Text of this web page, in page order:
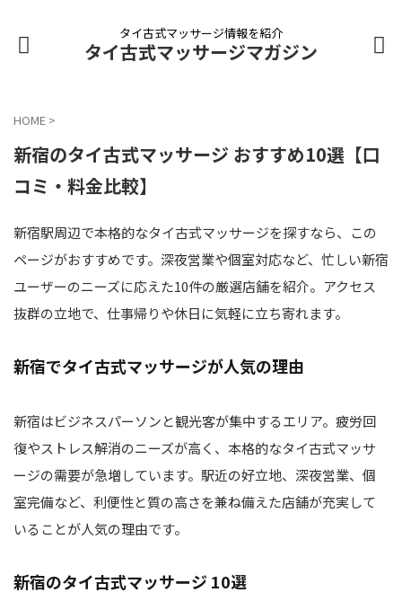
タイ古式マッサージ情報を紹介
タイ古式マッサージマガジン
HOME >
新宿のタイ古式マッサージ おすすめ10選【口
コミ・料金比較】
新宿駅周辺で本格的なタイ古式マッサージを探すなら、この
ページがおすすめです。深夜営業や個室対応など、忙しい新宿
ユーザーのニーズに応えた10件の厳選店舗を紹介。アクセス
抜群の立地で、仕事帰りや休日に気軽に立ち寄れます。
新宿でタイ古式マッサージが人気の理由
新宿はビジネスパーソンと観光客が集中するエリア。疲労回
復やストレス解消のニーズが高く、本格的なタイ古式マッサ
ージの需要が急増しています。駅近の好立地、深夜営業、個
室完備など、利便性と質の高さを兼ね備えた店舗が充実して
いることが人気の理由です。
新宿のタイ古式マッサージ 10選